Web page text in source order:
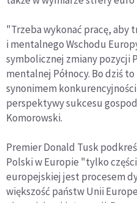
"Trzeba wykonać pracę, aby
i mentalnego Wschodu
symbolicznej zmiany pozycji
mentalnej Północy. Bo dziś
synonimem
perspektywy sukcesu
Komorowski.
Premier Donald Tusk
Polski w Europie "tylko
europejskiej jest procesem
większość państw Unii